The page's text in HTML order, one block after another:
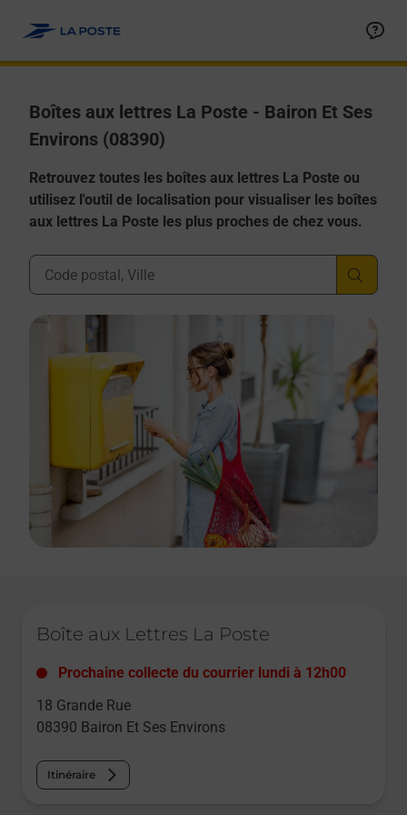
Boîtes aux lettres La Poste - Bairon Et Ses
Environs (08390)
Retrouvez toutes les boîtes aux lettres La Poste ou
utilisez l'outil de localisation pour visualiser les boîtes
aux lettres La Poste les plus proches de chez vous.
Ville, Département, Code Postal
Boîte aux Lettres La Poste
Prochaine collecte du courrier lundi à 12h00
18 Grande Rue
08390 Bairon Et Ses Environs
Itinéraire